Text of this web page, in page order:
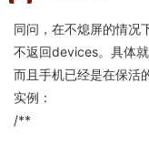
同问，在不熄屏的情况
不返回devices。具体
而且手机已经是在保活
实例：
/**